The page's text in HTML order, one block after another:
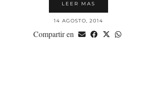
LEER MAS
14 AGOSTO, 2014
Compartir en